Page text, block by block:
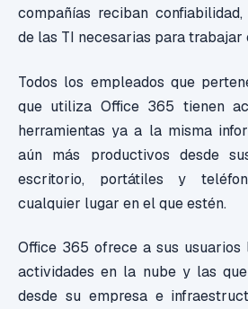
compañías reciban
de las TI necesarias para trabajar
Todos los empleados que
que utiliza Office 365 tienen
herramientas ya a la misma
aún más productivos desde
escritorio, portátiles y
cualquier lugar en el que estén.
Office 365 ofrece a sus usuarios
actividades en la nube y las
desde su empresa e